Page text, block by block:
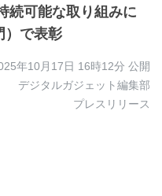
続可能な取り組みに
）で表彰
年10月17日 16時12分 公開
デジタルガジェット編集部
プレスリリース